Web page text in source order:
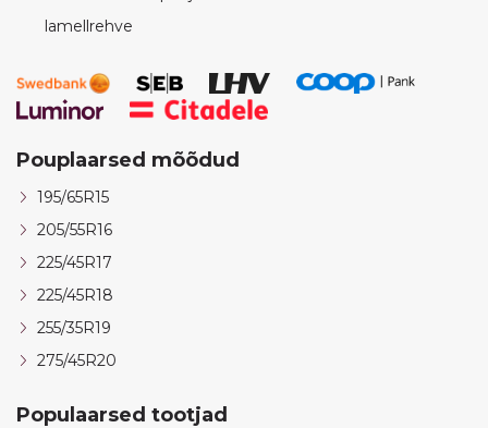
lamellrehve
Pouplaarsed mõõdud
195/65R15
205/55R16
225/45R17
225/45R18
255/35R19
275/45R20
Populaarsed tootjad